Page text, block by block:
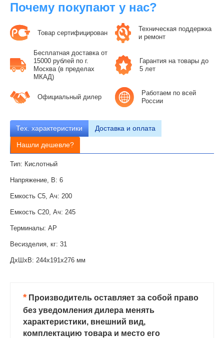
Почему покупают у нас?
Товар сертифицирован
Техническая поддержка
и ремонт
Бесплатная доставка от
15000 рублей по г.
Москва (в пределах
МКАД)
Гарантия на товары до
5 лет
Официальный дилер
Работаем по всей
России
Тех. характеристики Доставка и оплата
Нашли дешевле?
Тип: Кислотный
Напряжение, В: 6
Емкость C5, Ач: 200
Емкость C20, Ач: 245
Терминалы: AP
Весизделия, кг: 31
ДxШxВ: 244x191x276 мм
*Производитель оставляет за собой право
без уведомления дилера менять
характеристики, внешний вид,
комплектацию товара и место его